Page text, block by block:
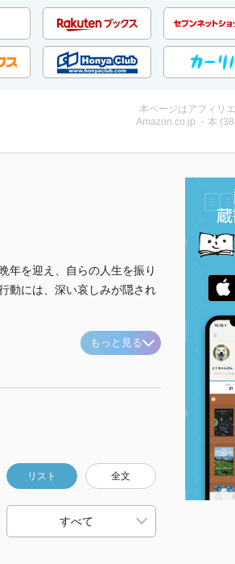
本ページはアフィリ
Amazon.co.jp ・本
年を迎え、自らの人生を振り
動には、深い哀しみが隠され
もっと見る
リスト 全文